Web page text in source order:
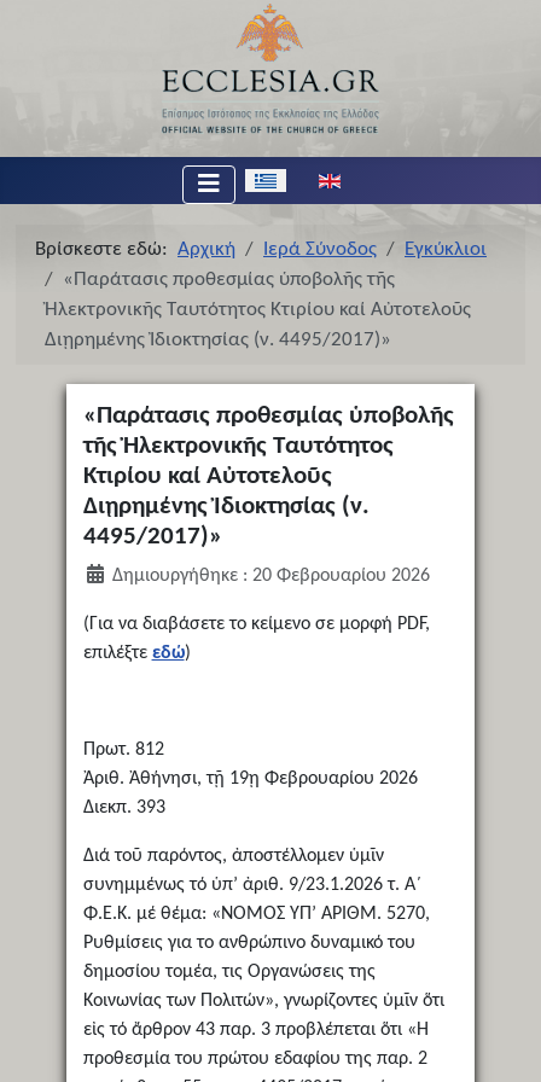
Επιλέξτε τη γλώσσα σας
Βρίσκεστε εδώ: Αρχική Ιερά Σύνοδος
Εγκύκλιοι
«Παράτασις προθεσμίας ὑποβολῆς τῆς
Ἠλεκτρονικῆς Ταυτότητος Κτιρίου καί Αὐτοτελοῦς
Διῃρημένης Ἰδιοκτησίας (ν. 4495/2017)»
«Παράτασις προθεσμίας ὑποβολῆς
τῆς Ἠλεκτρονικῆς Ταυτότητος
Κτιρίου καί Αὐτοτελοῦς
Διῃρημένης Ἰδιοκτησίας (ν.
4495/2017)»
Δημιουργήθηκε : 20 Φεβρουαρίου 2026
(Για να διαβάσετε το κείμενο σε μορφή PDF,
επιλέξτε εδώ)
Πρωτ. 812
Ἀριθ. Ἀθήνησι, τῇ 19ῃ Φεβρουαρίου 2026
Διεκπ. 393
Διά τοῦ παρόντος, ἀποστέλλομεν ὑμῖν
συνημμένως τό ὑπ’ ἀριθ. 9/23.1.2026 τ. Α΄
Φ.Ε.Κ. μέ θέμα: «NOMOΣ ΥΠ’ ΑΡΙΘΜ. 5270,
Ρυθμίσεις για το ανθρώπινο δυναμικό του
δημοσίου τομέα, τις Οργανώσεις της
Κοινωνίας των Πολιτών», γνωρίζοντες ὑμῖν ὅτι
εἰς τό ἄρθρον 43 παρ. 3 προβλέπεται ὅτι «Η
προθεσμία του πρώτου εδαφίου της παρ. 2